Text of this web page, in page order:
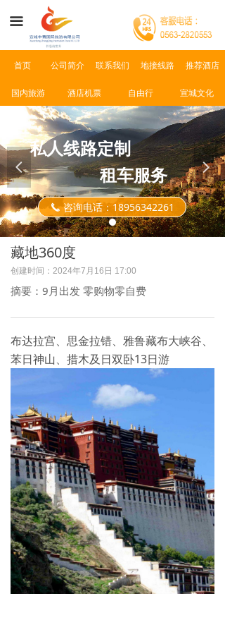
私人线路定制
租车服务
끅 咨询电话：18956342261
넳 넲
首页 公司简介 联系我们 地接线路 推荐酒店
国内旅游 酒店机票 自由行 宣城文化
끀
首页
公司简介
新闻资讯
联系我们
藏地360度
创建时间： 2024年7月16日 17:00
摘要：9月出发 零购物零自费
布达拉宫、思金拉错、雅鲁藏布大峡谷、
苯日神山、措木及日双卧13日游